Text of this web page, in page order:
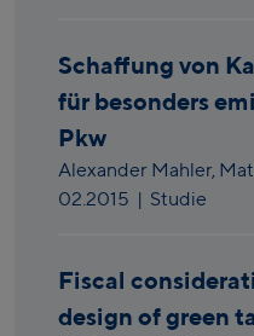
Schaffung von
für besonders
Pkw
Alexander Mahler,
02.2015 | Studie
Fiscal
design of green